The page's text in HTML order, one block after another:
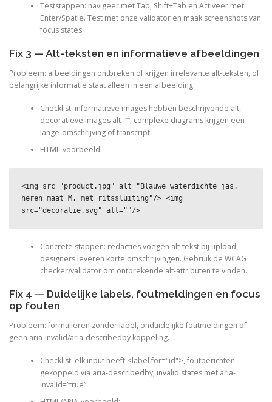
Teststappen: navigeer met Tab, Shift+Tab en Activeer met
Enter/Spatie. Test met onze validator en maak screenshots van
focus states.
Fix 3 — Alt-teksten en informatieve afbeeldingen
Probleem: afbeeldingen ontbreken of krijgen irrelevante alt-teksten, of
belangrijke informatie staat alleen in een afbeelding.
Checklist: informatieve images hebben beschrijvende alt,
decoratieve images alt=””; complexe diagrams krijgen een
lange-omschrijving of transcript.
HTML-voorbeeld:
<img src="product.jpg" alt="Blauwe waterdichte jas,
heren maat M, met ritssluiting"/> <img
src="decoratie.svg" alt=""/>
Concrete stappen: redacties voegen alt-tekst bij upload;
designers leveren korte omschrijvingen. Gebruik de WCAG
checker/validator om ontbrekende alt-attributen te vinden.
Fix 4 — Duidelijke labels, foutmeldingen en focus
op fouten
Probleem: formulieren zonder label, onduidelijke foutmeldingen of
geen aria-invalid/aria-describedby koppeling.
Checklist: elk input heeft <label for="id">, foutberichten
gekoppeld via aria-describedby, invalid states met aria-
invalid=”true”.